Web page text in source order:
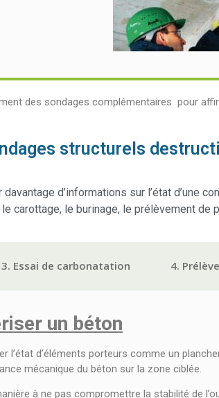
des sondages complémentaires pour
structurels
d’informations sur l’état d’une
carottage, le burinage, le prélèvement de
3. Essai de carbonatation 4.
un béton
l’état d’éléments porteurs comme un
mécanique du béton sur la zone ciblée.
à ne pas compromettre la stabilité de